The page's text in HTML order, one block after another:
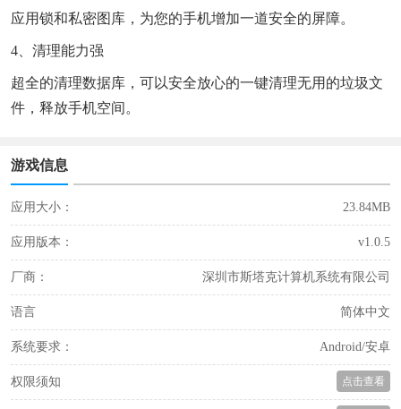
应用锁和私密图库，为您的手机增加一道安全的屏障。
4、清理能力强
超全的清理数据库，可以安全放心的一键清理无用的垃圾文
件，释放手机空间。
游戏信息
应用大小： 23.84MB
应用版本： v1.0.5
厂商： 深圳市斯塔克计算机系统有限公司
语言 简体中文
系统要求： Android/安卓
权限须知 点击查看